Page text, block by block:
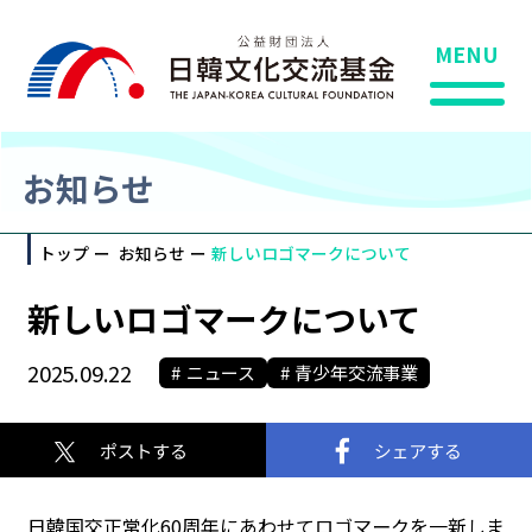
MENU
お知らせ
トップ お知らせ 新しいロゴマークについて
新しいロゴマークについて
2025.09.22 ニュース 青少年交流事業
日韓国交正常化60周年にあわせてロゴマークを一新しま